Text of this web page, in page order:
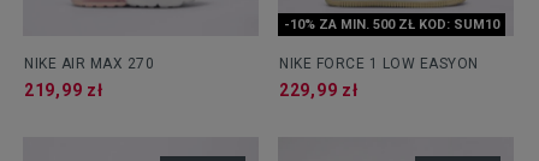
NIKE AIR MAX 270
219,99 zł
-10% ZA MIN. 500 ZŁ KOD: SUM10
NIKE FORCE 1 LOW EASYON
229,99 zł